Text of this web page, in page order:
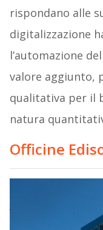
rispondano alle
digitalizzazione
l’automazione
valore aggiunto,
qualitativa per il
natura
Officine